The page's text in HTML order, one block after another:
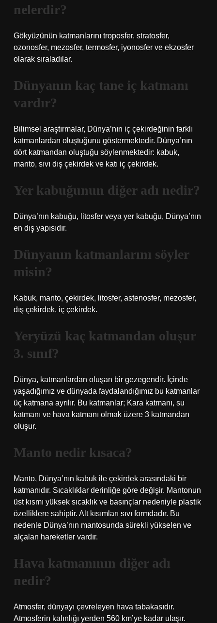
nelerdir?
Gökyüzünün katmanlarını troposfer, stratosfer,
ozonosfer, mezosfer, termosfer, iyonosfer ve ekzosfer
olarak sıraladılar.
Dünyanın kaç tane iç katmanı
vardır?
Bilimsel araştırmalar, Dünya’nın iç çekirdeğinin farklı
katmanlardan oluştuğunu göstermektedir. Dünya’nın
dört katmandan oluştuğu söylenmektedir: kabuk,
manto, sıvı dış çekirdek ve katı iç çekirdek.
Yer kabuğunun diğer adı nedir?
Dünya’nın kabuğu, litosfer veya yer kabuğu, Dünya’nın
en dış yapısıdır.
Dünyanın katmanlarını söyler
misin?
Kabuk, manto, çekirdek, litosfer, astenosfer, mezosfer,
dış çekirdek, iç çekirdek.
Yeryüzü kaç katmandan oluşur
3. sınıf?
Dünya, katmanlardan oluşan bir gezegendir. İçinde
yaşadığımız ve dünyada faydalandığımız bu katmanlar
üç katmana ayrılır. Bu katmanlar; Kara katmanı, su
katmanı ve hava katmanı olmak üzere 3 katmandan
oluşur.
Manto nedir kısaca?
Manto, Dünya’nın kabuk ile çekirdek arasındaki bir
katmanıdır. Sıcaklıklar derinliğe göre değişir. Mantonun
üst kısmı yüksek sıcaklık ve basınçlar nedeniyle plastik
özelliklere sahiptir. Alt kısımları sıvı formdadır. Bu
nedenle Dünya’nın mantosunda sürekli yükselen ve
alçalan hareketler vardır.
Hava katmanının diğer adı
nedir?
Atmosfer, dünyayı çevreleyen hava tabakasıdır.
Atmosferin kalınlığı yerden 560 km’ye kadar ulaşır.